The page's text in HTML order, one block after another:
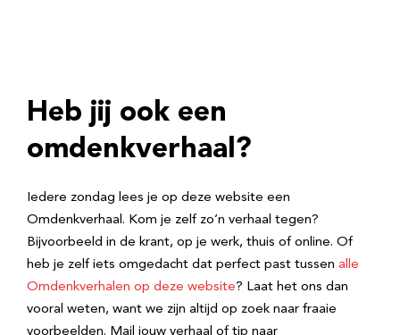
Heb jij ook een
omdenkverhaal?
Iedere zondag lees je op deze website een
Omdenkverhaal. Kom je zelf zo’n verhaal tegen?
Bijvoorbeeld in de krant, op je werk, thuis of online. Of
heb je zelf iets omgedacht dat perfect past tussen alle
Omdenkverhalen op deze website? Laat het ons dan
vooral weten, want we zijn altijd op zoek naar fraaie
voorbeelden. Mail jouw verhaal of tip naar